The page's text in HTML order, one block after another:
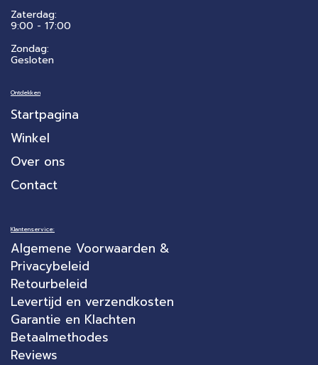
Zaterdag:
​9:00 - 17:00
Zondag:
Gesloten
Ontdekken
Startpagina
Winkel
Over ons
Contact
Klantenservice:
Algemene Voorwaarden &
Privacybeleid
Retourbeleid
Levertijd en verzendkosten
Garantie en Klachten
Betaalmethodes
Reviews